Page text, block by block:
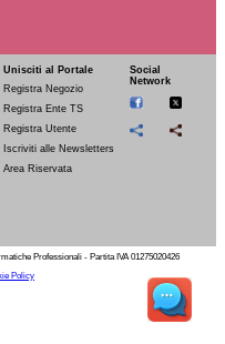
Unisciti al Portale
Registra Negozio
Registra Ente TS
Registra Utente
Iscriviti alle Newsletters
Area Riservata
Social
Network